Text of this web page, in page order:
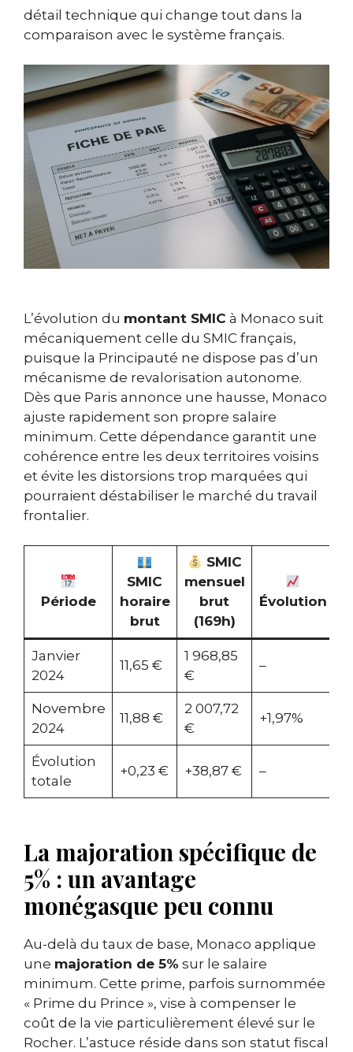
détail technique qui change tout dans la
comparaison avec le système français.
L’évolution du montant SMIC à Monaco suit
mécaniquement celle du SMIC français,
puisque la Principauté ne dispose pas d’un
mécanisme de revalorisation autonome.
Dès que Paris annonce une hausse, Monaco
ajuste rapidement son propre salaire
minimum. Cette dépendance garantit une
cohérence entre les deux territoires voisins
et évite les distorsions trop marquées qui
pourraient déstabiliser le marché du travail
frontalier.
Période
SMIC
horaire
brut
SMIC
mensuel
brut
(169h)
Évolution
Janvier
2024
11,65 €
1 968,85
€
–
Novembre
2024
11,88 €
2 007,72
€
+1,97%
Évolution
totale
+0,23 € +38,87 € –
La majoration spécifique de
5% : un avantage
monégasque peu connu
Au-delà du taux de base, Monaco applique
une majoration de 5% sur le salaire
minimum. Cette prime, parfois surnommée
« Prime du Prince », vise à compenser le
coût de la vie particulièrement élevé sur le
Rocher. L’astuce réside dans son statut fiscal